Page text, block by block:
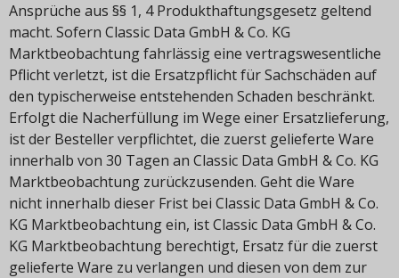
Ansprüche aus §§ 1, 4 Produkthaftungsgesetz geltend
macht. Sofern Classic Data GmbH & Co. KG
Marktbeobachtung fahrlässig eine vertragswesentliche
Pflicht verletzt, ist die Ersatzpflicht für Sachschäden auf
den typischerweise entstehenden Schaden beschränkt.
Erfolgt die Nacherfüllung im Wege einer Ersatzlieferung,
ist der Besteller verpflichtet, die zuerst gelieferte Ware
innerhalb von 30 Tagen an Classic Data GmbH & Co. KG
Marktbeobachtung zurückzusenden. Geht die Ware
nicht innerhalb dieser Frist bei Classic Data GmbH & Co.
KG Marktbeobachtung ein, ist Classic Data GmbH & Co.
KG Marktbeobachtung berechtigt, Ersatz für die zuerst
gelieferte Ware zu verlangen und diesen von dem zur